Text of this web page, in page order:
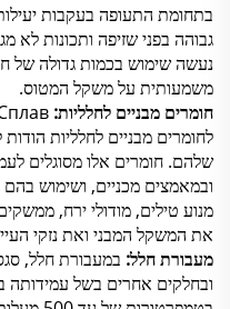
בתחומת התעופה בעקבות
משמעותית על משקל המטוס.
חומרים מבניים לחלליות:
לחומרים מבניים לחלליות
שלהם. חומרים אלו מסוגלים
ובמאמצים מכניים, ושימוש בהם
מנוע טילים, מודולי ירח,
את המשקל המבני ואת נזקי
מעבורת חלל: במעבורת חלל,
ובחלקים אחרים בשל